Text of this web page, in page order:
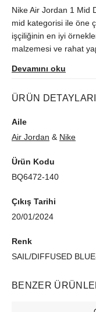
Nike Air Jordan 1 Mid
mid kategorisi ile öne
işçiliğinin en iyi
malzemesi ve rahat
tercihi olacak bu eşsiz
Devamını oku
ÜRÜN DETAYLARI
Aile
Air Jordan & Nike
Ürün Kodu
BQ6472-140
Çıkış Tarihi
20/01/2024
Renk
SAIL/DIFFUSED
BENZER